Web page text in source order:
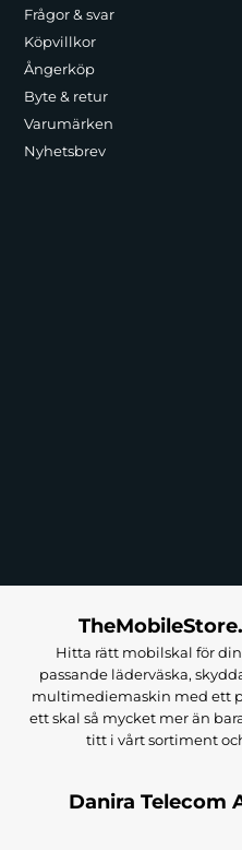
Frågor & svar
Köpvillkor
Ångerköp
Byte & retur
Varumärken
Nyhetsbrev
Hitta rätt mobilskal för
passande läderväska,
multimediemaskin med ett
ett skal så mycket mer än
titt i vårt sortiment
Danira Telecom